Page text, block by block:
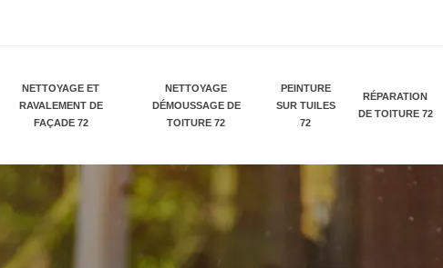
NETTOYAGE ET
RAVALEMENT DE
FAÇADE 72
NETTOYAGE
DÉMOUSSAGE DE
TOITURE 72
PEINTURE
SUR TUILES
72
RÉPARATION
DE TOITURE 72